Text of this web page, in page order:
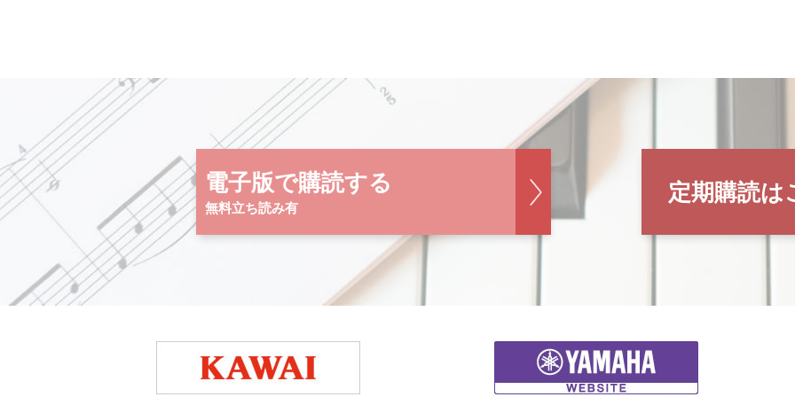
電子版で購読する
無料立ち読み有
定期購読は